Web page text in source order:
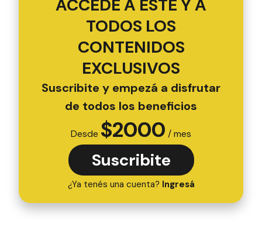
ACCEDÉ A ESTE Y A
TODOS LOS
CONTENIDOS
EXCLUSIVOS
Suscribite y empezá a disfrutar
de todos los beneficios
Desde $2000 / mes
Suscribite
¿Ya tenés una cuenta? Ingresá